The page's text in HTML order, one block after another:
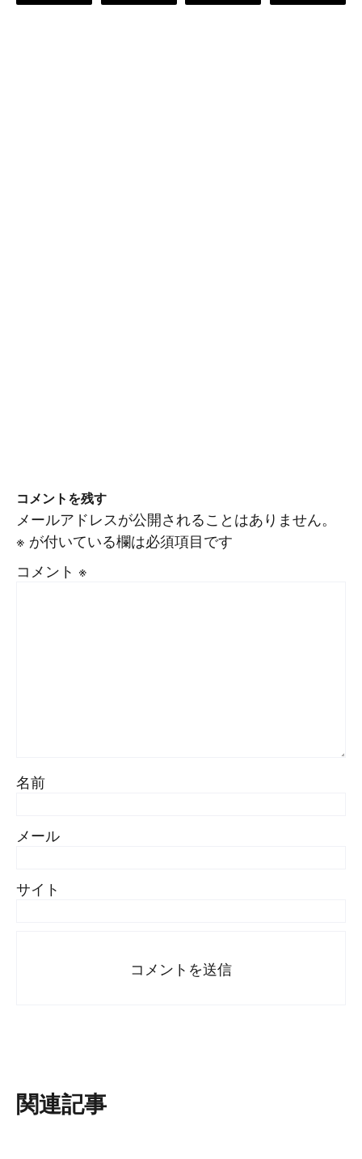
コメントを残す
メールアドレスが公開されることはありません。
※ が付いている欄は必須項目です
コメント ※
名前
メール
サイト
関連記事